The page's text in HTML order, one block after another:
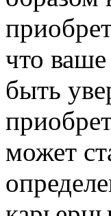
что
быть
может